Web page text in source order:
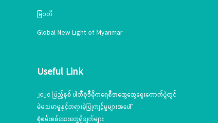
မြဝတီ
Global New Light of Myanmar
Useful Link
၂၀၂၀ ပြည့်နှစ် ပါတီစုံဒီမိုကရေစီအထွေထွေရွေးကောက်ပွဲတွင်
မဲမသမာမှုနှင့်တရားမဲ့ပြုကျင့်မှုများအပေါ်
စုံစမ်းစစ်ဆေးတွေ့ရှိချက်များ